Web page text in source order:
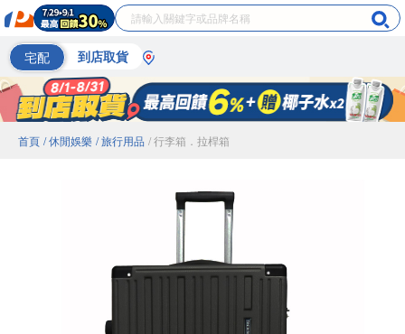
宅配 到店取貨
首頁 / 休閒娛樂 / 旅行用品 / 行李箱．拉桿箱